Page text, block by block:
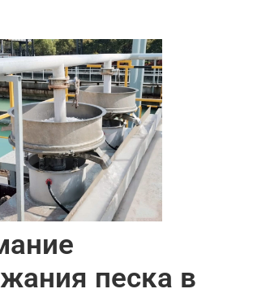
песка в